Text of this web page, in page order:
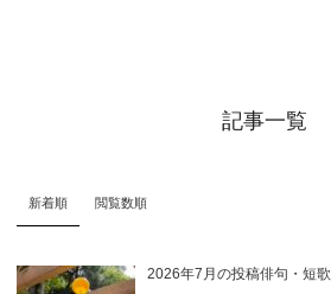
記事一覧
新着順 閲覧数順
2026年7月の投稿俳句・短歌